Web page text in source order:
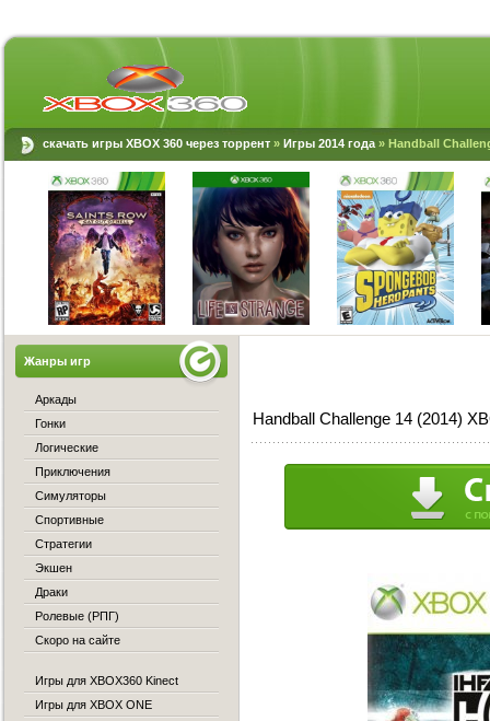
скачать игры XBOX 360 через торрент » Игры 2014 года » Handball
Handball Challenge 14 (2014)
Жанры игр
Аркады
Гонки
Логические
Приключения
Симуляторы
Спортивные
Стратегии
Экшен
Драки
Ролевые (РПГ)
Скоро на сайте
Игры для XBOX360 Kinect
Игры для XBOX ONE